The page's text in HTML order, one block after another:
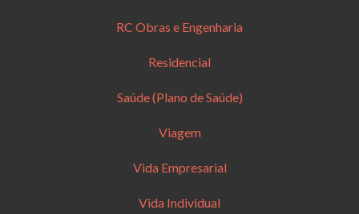
RC Obras e Engenharia
Residencial
Saúde (Plano de Saúde)
Viagem
Vida Empresarial
Vida Individual